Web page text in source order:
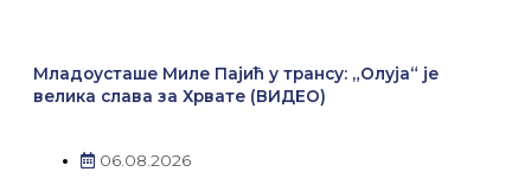
Младоусташе Миле Пајић у трансу: „Олуја“ је
велика слава за Хрвате (ВИДЕО)
06.08.2026